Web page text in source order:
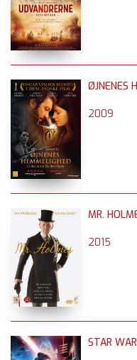
ØJNENES
2009
MR.
2015
STAR